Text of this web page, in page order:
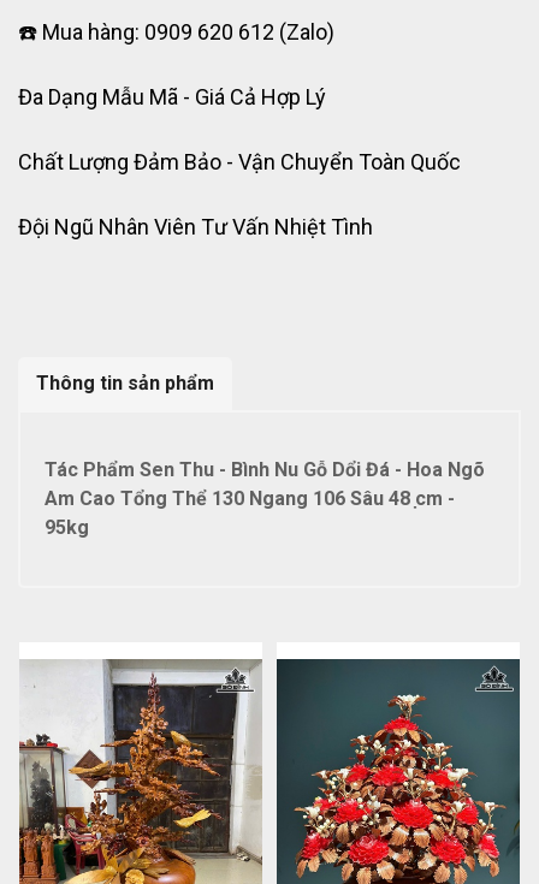
☎️ Mua hàng: 0909 620 612 (Zalo)
Đa Dạng Mẫu Mã - Giá Cả Hợp Lý
Chất Lượng Đảm Bảo - Vận Chuyển Toàn Quốc
Đội Ngũ Nhân Viên Tư Vấn Nhiệt Tình
Thông tin sản phẩm
Tác Phẩm Sen Thu - Bình Nu Gỗ Dổi Đá - Hoa Ngõ
Am Cao Tổng Thể 130 Ngang 106 Sâu 48 ̣cm -
95kg